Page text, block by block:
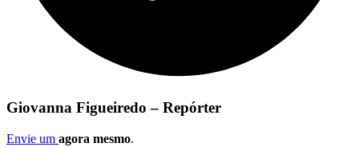
Giovanna Figueiredo – Repórter
Envie um agora mesmo.